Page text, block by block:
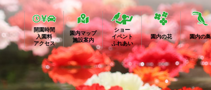
開園時間
入園料
アクセス
園内マップ
施設案内
ショー
イベント
ふれあい
園内の花 園内の鳥